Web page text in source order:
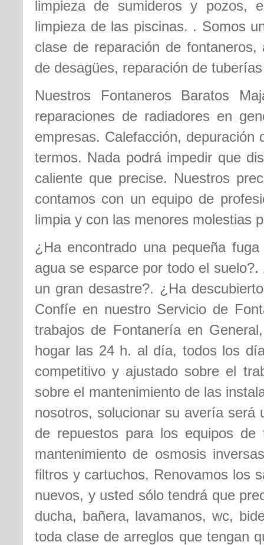
limpieza de sumideros y pozos,
limpieza de las piscinas. . Somos
clase de reparación de
de desagües, reparación de
Nuestros Fontaneros Baratos
reparaciones de radiadores en
empresas. Calefacción,
termos. Nada podrá impedir que
caliente que precise. Nuestros
contamos con un equipo de
limpia y con las menores molestias
¿Ha encontrado una pequeña
agua se esparce por todo el
un gran desastre?. ¿Ha
Confíe en nuestro Servicio de
trabajos de Fontanería en
hogar las 24 h. al día, todos los
competitivo y ajustado sobre el
sobre el mantenimiento de las
nosotros, solucionar su avería será
de repuestos para los equipos
mantenimiento de osmosis
filtros y cartuchos. Renovamos los
nuevos, y usted sólo tendrá que
ducha, bañera, lavamanos, wc,
toda clase de arreglos que tengan